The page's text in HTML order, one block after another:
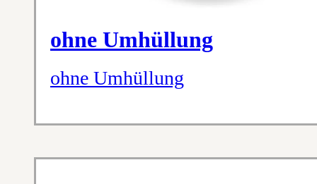
ohne Umhüllung
ohne Umhüllung